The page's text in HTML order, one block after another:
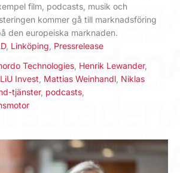
film, podcasts, musik och
kommer gå till marknadsföring
den europeiska marknaden.
, Linköping Pressrelease
Technologies Henrik Lewander,
LiU Invest Mattias Weinhandl Niklas
tjänster, podcasts